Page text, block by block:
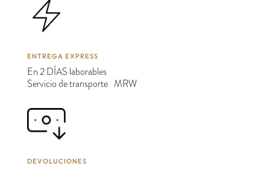
ENTREGA EXPRESS
En 2 DÍAS laborables
Servicio de transporte MRW
DEVOLUCIONES